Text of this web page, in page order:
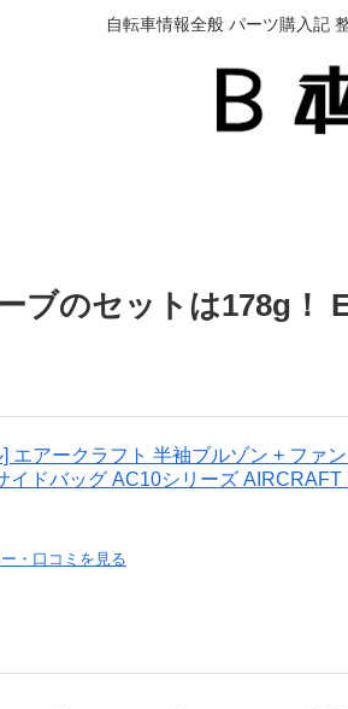
自転車情報全般 パーツ購入記
ブのセットは178g！
エアークラフト 半袖ブルゾン + ファ
イドバッグ AC10シリーズ AIRCRAFT
・口コミを見る